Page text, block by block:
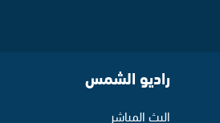
راديو الشمس
البث المباشر